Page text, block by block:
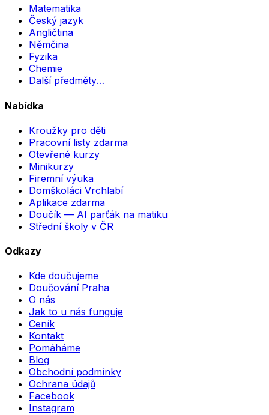
Matematika
Český jazyk
Angličtina
Němčina
Fyzika
Chemie
Další předměty…
Nabídka
Kroužky pro děti
Pracovní listy zdarma
Otevřené kurzy
Minikurzy
Firemní výuka
Domškoláci Vrchlabí
Aplikace zdarma
Doučík — AI parťák na matiku
Střední školy v ČR
Odkazy
Kde doučujeme
Doučování Praha
O nás
Jak to u nás funguje
Ceník
Kontakt
Pomáháme
Blog
Obchodní podmínky
Ochrana údajů
Facebook
Instagram